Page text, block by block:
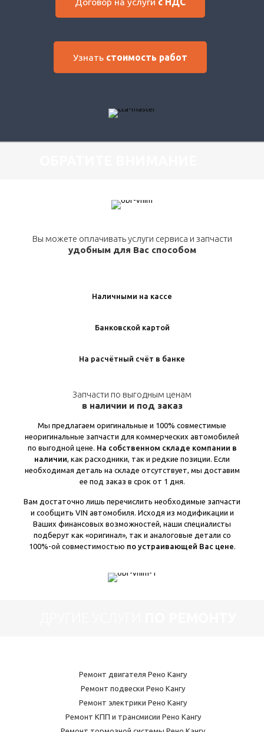
Узнать стоимость работ
Вы можете оплачивать услуги сервиса и запчасти
удобным для Вас способом
Наличными на кассе
Банковской картой
На расчётный счёт в банке
Запчасти по выгодным ценам
в наличии и под заказ
Мы предлагаем оригинальные и 100% совместимые
неоригинальные запчасти для коммерческих автомобилей
по выгодной цене. На собственном складе компании в
наличии , как расходники, так и редкие позиции. Если
необходимая деталь на складе отсутствует, мы доставим
ее под заказ в срок от 1 дня.
Вам достаточно лишь перечислить необходимые запчасти
и сообщить VIN автомобиля. Исходя из модификации и
Ваших финансовых возможностей, наши специалисты
подберут как «оригинал», так и аналоговые детали со
100%-ой совместимостью по устраивающей Вас цене
Ремонт двигателя Рено Кангу
Ремонт подвески Рено Кангу
Ремонт электрики Рено Кангу
Ремонт КПП и трансмисии Рено Кангу